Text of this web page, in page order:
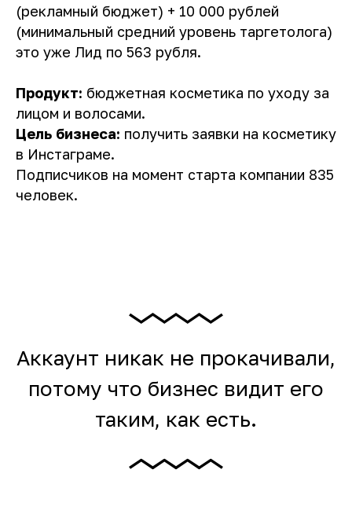
(рекламный бюджет) + 10 000 рублей
(минимальный средний уровень таргетолога)
это уже Лид по 563 рубля.
Продукт: бюджетная косметика по уходу за
лицом и волосами.
Цель бизнеса: получить заявки на косметику
в Инстаграме.
Подписчиков на момент старта компании 835
человек.
Аккаунт никак не прокачивали,
потому что бизнес видит его
таким, как есть.